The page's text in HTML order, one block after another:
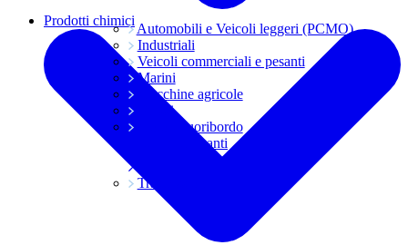
Automobili e Veicoli leggeri (PCMO)
Industriali
Veicoli commerciali e pesanti
Marini
Macchine agricole
Grassi
Moto e fuoribordo
Tutti i lubrificanti
Trasmissioni
Prodotti chimici